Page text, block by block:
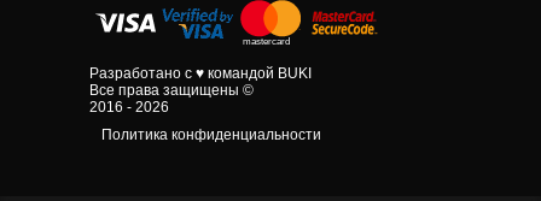
Разработано с ♥ командой BUKI
Все права защищены ©
2016 - 2026
Политика конфиденциальности